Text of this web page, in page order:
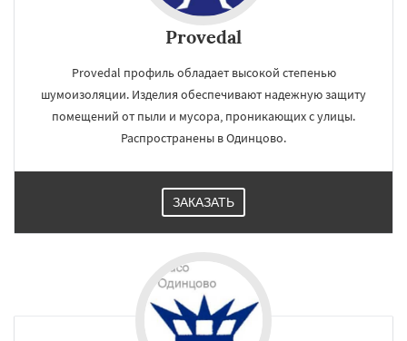
Provedal
Provedal профиль обладает высокой степенью
шумоизоляции. Изделия обеспечивают надежную защиту
помещений от пыли и мусора, проникающих с улицы.
Распространены в Одинцово.
ЗАКАЗАТЬ